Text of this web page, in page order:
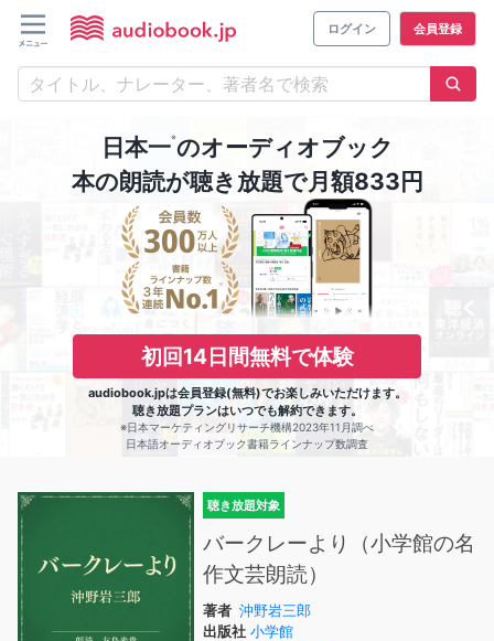
ログイン 会員登録
日本一※のオーディオブック
本の朗読が聴き放題で月額833円
初回14日間無料で体験
audiobook.jpは会員登録(無料)でお楽しみいただけます。
聴き放題プランはいつでも解約できます。
※日本マーケティングリサーチ機構2023年11月調べ
日本語オーディオブック書籍ラインナップ数調査
聴き放題対象
バークレーより（小学館の名
作文芸朗読）
著者 沖野岩三郎
出版社 小学館